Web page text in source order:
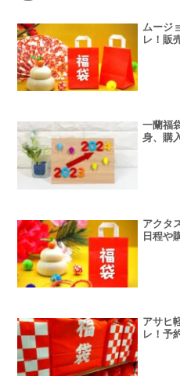
ムージ
レ！販
一蘭福
身、購
アクタ
日程や
アサヒ
レ！予